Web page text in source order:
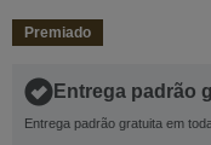
Premiado
Entrega padrão
Entrega padrão gratuita em